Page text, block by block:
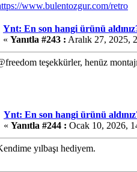
www.bulentozgur.com/retro
Ynt: En son hangi ürünü
« Yanıtla #243 : Aralık 27, 2025,
teşekkürler, henüz
Ynt: En son hangi ürünü
« Yanıtla #244 : Ocak 10, 2026,
yılbaşı hediyem.